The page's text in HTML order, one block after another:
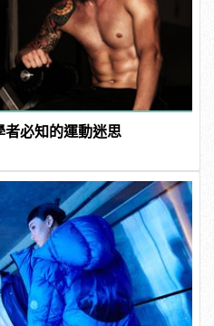
者必知的運動迷思